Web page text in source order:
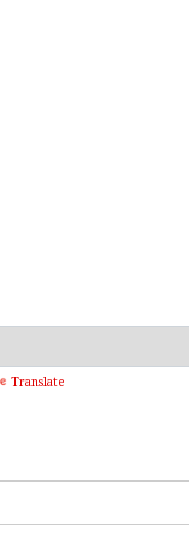
Translate